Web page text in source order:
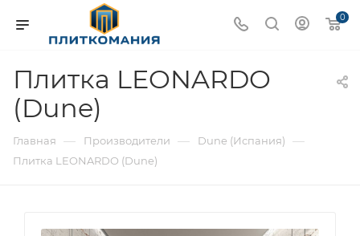
0
Плитка LEONARDO
(Dune)
Главная — Производители — Dune (Испания) —
Плитка LEONARDO (Dune)